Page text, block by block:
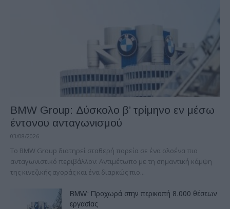
BMW Group: Δύσκολο β’ τρίμηνο εν μέσω
έντονου ανταγωνισμού
03/08/2026
Το BMW Group διατηρεί σταθερή πορεία σε ένα ολοένα πιο
ανταγωνιστικό περιβάλλον: Αντιμέτωπο με τη σημαντική κάμψη
της κινεζικής αγοράς και ένα διαρκώς πιο...
BMW: Προχωρά στην περικοπή 8.000 θέσεων
εργασίας